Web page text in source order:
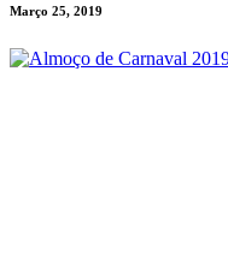
Março 25, 2019